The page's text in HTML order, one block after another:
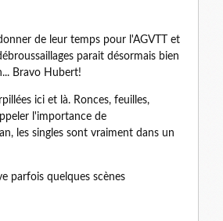
de leur temps pour l'AGVTT et
parait désormais bien
Bravo Hubert!
ici et là. Ronces, feuilles,
l'importance de
les singles sont vraiment dans un
parfois quelques scènes